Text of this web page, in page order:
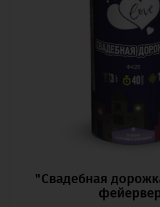
"Свадебная